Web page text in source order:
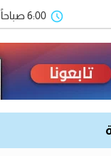
6:00 صباحاً